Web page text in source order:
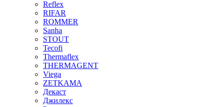
Reflex
RIFAR
ROMMER
Sanha
STOUT
Tecofi
Thermaflex
THERMAGENT
Viega
ZETKAMA
Декаст
Джилекс